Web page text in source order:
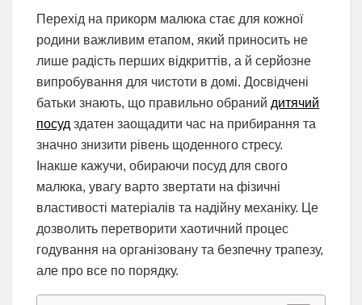
Перехід на прикорм малюка стає для кожної
родини важливим етапом, який приносить не
лише радість перших відкриттів, а й серйозне
випробування для чистоти в домі. Досвідчені
батьки знають, що правильно обраний дитячий
посуд здатен заощадити час на прибирання та
значно знизити рівень щоденного стресу.
Інакше кажучи, обираючи посуд для свого
малюка, увагу варто звертати на фізичні
властивості матеріалів та надійну механіку. Це
дозволить перетворити хаотичний процес
годування на організовану та безпечну трапезу,
але про все по порядку.